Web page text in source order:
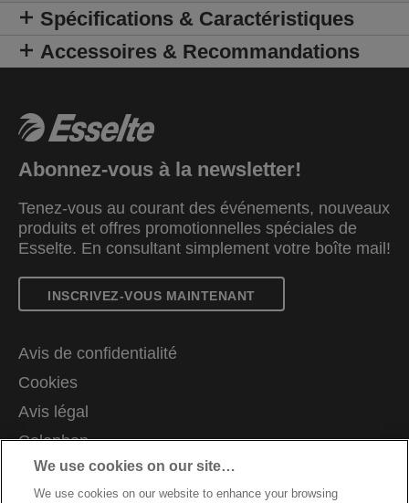
Spécifications & Caractéristiques
Accessoires & Recommandations
Abonnez-vous à la newsletter!
Tenez-vous au courant des événements, nouveaux
produits et offres promotionnelles spéciales de
Esselte. En consultant simplement votre boîte mail!
INSCRIVEZ-VOUS MAINTENANT
Avis de confidentialité
Cookies
Avis légal
Colophon
Demande de données complètes
Support client
We use cookies on our site…
We use cookies on our website to enhance your browsing